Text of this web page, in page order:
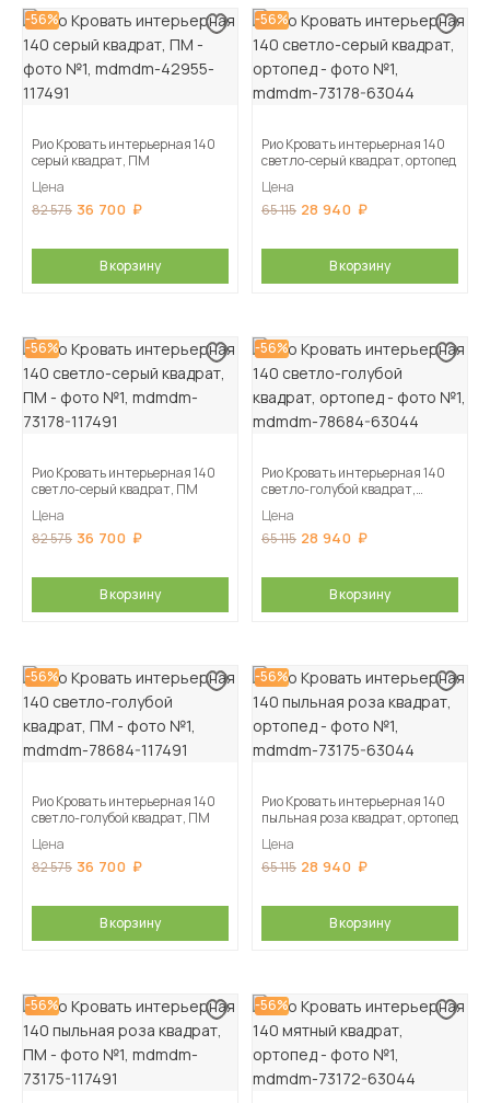
-56%
Рио Кровать интерьерная 140
серый квадрат, ПМ
Цена
82 575 36 700
В корзину
-56%
Рио Кровать интерьерная 140
светло-серый квадрат, ортопед
Цена
65 115 28 940
В корзину
-56%
Рио Кровать интерьерная 140
светло-серый квадрат, ПМ
Цена
82 575 36 700
В корзину
-56%
Рио Кровать интерьерная 140
светло-голубой квадрат,
Цена
65 115 28 940
В корзину
-56%
Рио Кровать интерьерная 140
светло-голубой квадрат, ПМ
Цена
82 575 36 700
В корзину
-56%
Рио Кровать интерьерная 140
пыльная роза квадрат, ортопед
Цена
65 115 28 940
В корзину
-56% -56%